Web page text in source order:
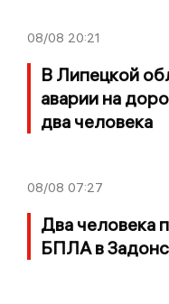
08/08 20:21
В Липецкой
аварии на
два человека
08/08 07:27
Два человека
БПЛА в